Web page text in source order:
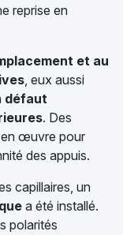
reprise en
et au
, eux aussi
défaut
. Des
œuvre pour
des appuis.
capillaires, un
a été installé.
polarités